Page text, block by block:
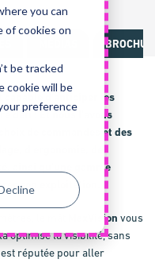
you can
of cookies on
be tracked
cookie will be
preference
capable d'anticiper les
défi ! Et nous l'avons
de commandes et des
d'ergonomie, de
ainsi qu'une gamme
son exploitation.
MaxVision vous
optimise la visibilité, sans
réputée pour aller